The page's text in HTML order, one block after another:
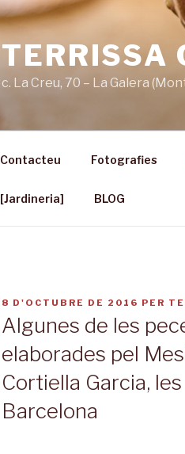
TERRISSA
c. La Creu, 70 – La Galera
Contacteu Fotografies
[Jardineria] BLOG
PUBLICAT
8 D'OCTUBRE DE 2016 PER
Algunes de les
elaborades pel
Cortiella Garcia,
Barcelona